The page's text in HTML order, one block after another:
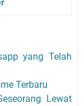
yang Telah
Terbaru
Lewat